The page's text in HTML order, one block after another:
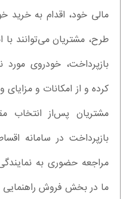
مالی خود، اقدام به خرید
طرح، مشتریان می‌توانند
بازپرداخت، خودروی
کرده و از امکانات و
مشتریان پس‌از انتخاب
بازپرداخت در سامانه
مراجعه حضوری به
ما در بخش فروش راهنمایی